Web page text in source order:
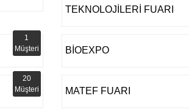
TEKNOLOJİLERİ FUARI
1
Müşteri
BİOEXPO
20
Müşteri
MATEF FUARI